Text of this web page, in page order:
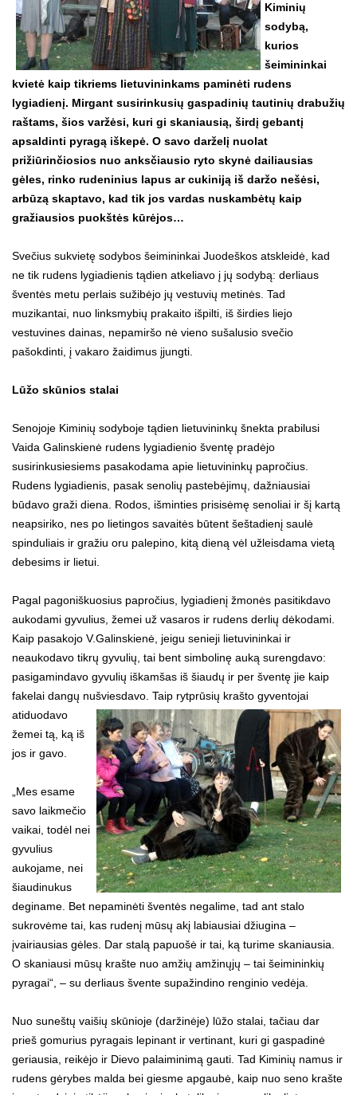
Kiminių
sodybą,
kurios
šeimininkai
kvietė kaip tikriems lietuvininkams paminėti rudens
lygiadienį. Mirgant susirinkusių gaspadinių tautinių drabužių
raštams, šios varžėsi, kuri gi skaniausią, širdį gebantį
apsaldinti pyragą iškepė. O savo darželį nuolat
prižiūrinčiosios nuo anksčiausio ryto skynė dailiausias
gėles, rinko rudeninius lapus ar cukiniją iš daržo nešėsi,
arbūzą skaptavo, kad tik jos vardas nuskambėtų kaip
gražiausios puokštės kūrėjos…
Svečius sukvietę sodybos šeimininkai Juodeškos atskleidė, kad
ne tik rudens lygiadienis tądien atkeliavo į jų sodybą: derliaus
šventės metu perlais sužibėjo jų vestuvių metinės. Tad
muzikantai, nuo linksmybių prakaito išpilti, iš širdies liejo
vestuvines dainas, nepamiršo nė vieno sušalusio svečio
pašokdinti, į vakaro žaidimus įjungti.
Lūžo skūnios stalai
Senojoje Kiminių sodyboje tądien lietuvininkų šnekta prabilusi
Vaida Galinskienė rudens lygiadienio šventę pradėjo
susirinkusiesiems pasakodama apie lietuvininkų papročius.
Rudens lygiadienis, pasak senolių pastebėjimų, dažniausiai
būdavo graži diena. Rodos, išminties prisisėmę senoliai ir šį kartą
neapsiriko, nes po lietingos savaitės būtent šeštadienį saulė
spinduliais ir gražiu oru palepino, kitą dieną vėl užleisdama vietą
debesims ir lietui.
Pagal pagoniškuosius papročius, lygiadienį žmonės pasitikdavo
aukodami gyvulius, žemei už vasaros ir rudens derlių dėkodami.
Kaip pasakojo V.Galinskienė, jeigu senieji lietuvininkai ir
neaukodavo tikrų gyvulių, tai bent simbolinę auką surengdavo:
pasigamindavo gyvulių iškamšas iš šiaudų ir per šventę jie kaip
fakelai dangų nušviesdavo. Taip rytprūsių krašto gyventojai
atiduodavo
žemei tą, ką iš
jos ir gavo.
„Mes esame
savo laikmečio
vaikai, todėl nei
gyvulius
aukojame, nei
šiaudinukus
deginame. Bet nepaminėti šventės negalime, tad ant stalo
sukrovėme tai, kas rudenį mūsų akį labiausiai džiugina –
įvairiausias gėles. Dar stalą papuošė ir tai, ką turime skaniausia.
O skaniausi mūsų krašte nuo amžių amžinųjų – tai šeimininkių
pyragai“, – su derliaus švente supažindino renginio vedėja.
Nuo suneštų vaišių skūnioje (daržinėje) lūžo stalai, tačiau dar
prieš gomurius pyragais lepinant ir vertinant, kuri gi gaspadinė
geriausia, reikėjo ir Dievo palaiminimą gauti. Tad Kiminių namus ir
rudens gėrybes malda bei giesme apgaubė, kaip nuo seno krašte